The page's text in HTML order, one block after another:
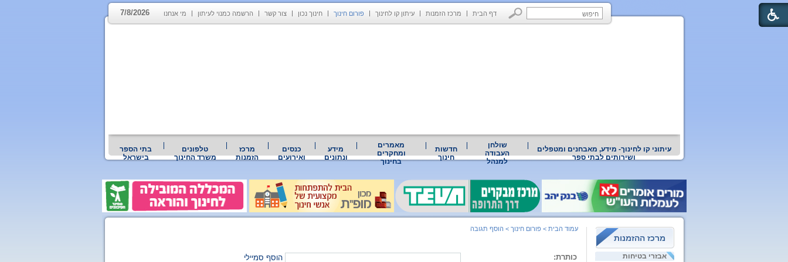
דף הבית מרכז הזמנות עיתון קו לחינוך פורום חינוך חינוך נכון צור קשר הרשמה כמנוי לעיתון מי אנחנו 7/8/2026
עיתוני קו לחינוך- מידע, מאבחנים ומטפלים
ושירותים לבתי ספר
שולחן
העבודה
למנהל
חדשות
חינוך
מאמרים
ומחקרים
בחינוך
מידע
ונתונים
כנסים
ואירועים
מרכז
הזמנות
טלפונים
משרד החינוך
בתי הספר
בישראל
מרכז ההזמנות
אבזרי בטיחות
עמוד הבית > פורום חינוך > הוסף תגובה
כותרת: הוסף סמיילי